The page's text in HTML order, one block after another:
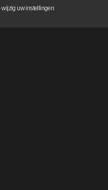
wijzig uw instellingen